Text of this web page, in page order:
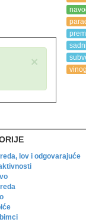
×
lov i odgovarajuće